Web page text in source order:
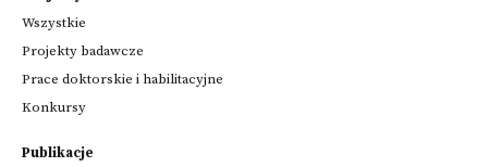
Wszystkie
Projekty badawcze
Prace doktorskie i habilitacyjne
Konkursy
Publikacje